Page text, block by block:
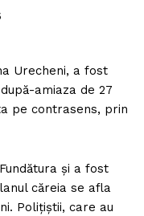
Urecheni, a fost
amiaza de 27
pe contrasens, prin
şi a fost
căreia se afla
Poliţiştii, care au